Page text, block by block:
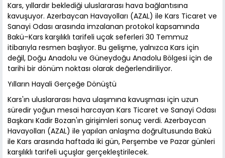
Kars, yıllardır beklediği uluslararası hava bağlantısına
kavuşuyor. Azerbaycan Havayolları (AZAL) ile Kars Ticaret ve
Sanayi Odası arasında imzalanan protokol kapsamında
Bakü–Kars karşılıklı tarifeli uçak seferleri 30 Temmuz
itibarıyla resmen başlıyor. Bu gelişme, yalnızca Kars için
değil, Doğu Anadolu ve Güneydoğu Anadolu Bölgesi için de
tarihi bir dönüm noktası olarak değerlendiriliyor.
Yılların Hayali Gerçeğe Dönüştü
Kars'ın uluslararası hava ulaşımına kavuşması için uzun
süredir yoğun mesai harcayan Kars Ticaret ve Sanayi Odası
Başkanı Kadir Bozan'ın girişimleri sonuç verdi. Azerbaycan
Havayolları (AZAL) ile yapılan anlaşma doğrultusunda Bakü
ile Kars arasında haftada iki gün, Perşembe ve Pazar günleri
karşılıklı tarifeli uçuşlar gerçekleştirilecek.